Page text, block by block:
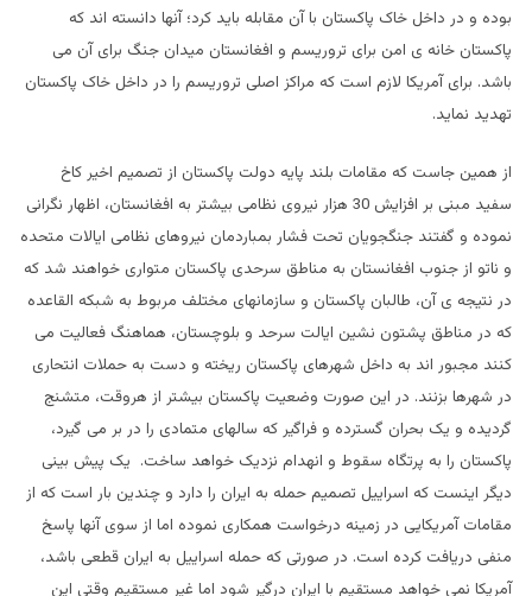
بوده و در داخل خاک پاکستان با آن مقابله باید کرد؛ آنها دانسته اند که
پاکستان خانه ی امن برای تروریسم و افغانستان میدان جنگ برای آن می
باشد. برای آمریکا لازم است که مراکز اصلی تروریسم را در داخل خاک پاکستان
تهدید نماید.
از همین جاست که مقامات بلند پایه دولت پاکستان از تصمیم اخیر کاخ
سفید مبنی بر افزایش 30 هزار نیروی نظامی بیشتر به افغانستان، اظهار نگرانی
نموده و گفتند جنگجویان تحت فشار بمباردمان نیروهای نظامی ایالات متحده
و ناتو از جنوب افغانستان به مناطق سرحدی پاکستان متواری خواهند شد که
در نتیجه ی آن، طالبان پاکستان و سازمانهای مختلف مربوط به شبکه القاعده
که در مناطق پشتون نشین ایالت سرحد و بلوچستان، هماهنگ فعالیت می
کنند مجبور اند به داخل شهرهای پاکستان ریخته و دست به حملات انتحاری
در شهرها بزنند. در این صورت وضعیت پاکستان بیشتر از هروقت، متشنج
گردیده و یک بحران گسترده و فراگیر که سالهای متمادی را در بر می گیرد،
پاکستان را به پرتگاه سقوط و انهدام نزدیک خواهد ساخت. یک پیش بینی
دیگر اینست که اسراییل تصمیم حمله به ایران را دارد و چندین بار است که از
مقامات آمریکایی در زمینه درخواست همکاری نموده اما از سوی آنها پاسخ
منفی دریافت کرده است. در صورتی که حمله اسراییل به ایران قطعی باشد،
آمریکا نمی خواهد مستقیم با ایران درگیر شود اما غیر مستقیم وقتی این